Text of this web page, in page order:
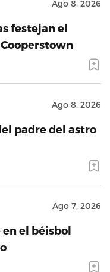
Ago 8, 2026
festejan el
Ago 8, 2026
padre del astro
Ago 7, 2026
el béisbol